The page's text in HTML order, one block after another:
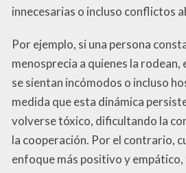
innecesarias o incluso conflictos
Por ejemplo, si una persona
menosprecia a quienes la rodean,
se sientan incómodos o incluso
medida que esta dinámica
volverse tóxico, dificultando la
la cooperación. Por el contrario,
enfoque más positivo y